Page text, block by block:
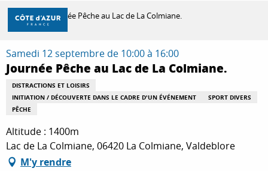
Aller
contenu
principal
DÉCOUVRIR
À FAIRE
SÉJOURNER
Accueil Journée Pêche au Lac de La Colmiane.
Samedi 12 septembre de 10:00 à 16:00
Journée Pêche au Lac de La Colmiane.
DISTRACTIONS ET LOISIRS
INITIATION / DÉCOUVERTE DANS LE CADRE D'UN ÉVÉNEMENT
SPORT DIVERS
PÊCHE
Altitude : 1400m
Lac de La Colmiane, 06420 La Colmiane, Valdeblore
M'y rendre